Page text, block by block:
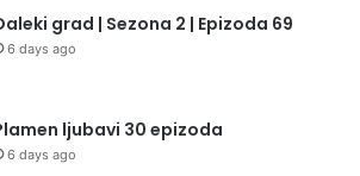
grad | Sezona 2 | Epizoda 69
6 days ago
ljubavi 30 epizoda
6 days ago